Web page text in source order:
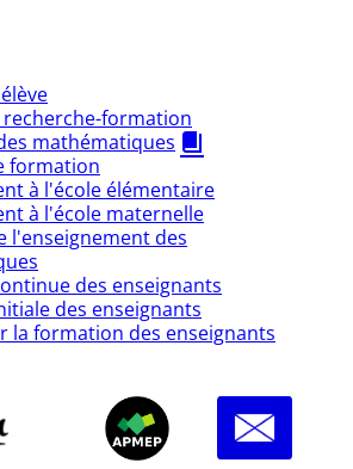
formation
mathématiques
formation
à l'école élémentaire
à l'école maternelle
l'enseignement des
des enseignants
des enseignants
la formation des enseignants